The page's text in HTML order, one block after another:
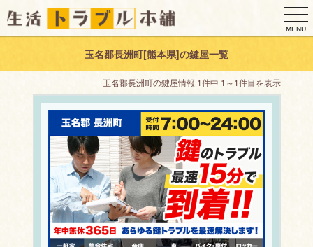
MENU
玉名郡長洲町[熊本県]の鍵屋一覧
玉名郡長洲町の鍵屋情報 1件中 1～1件目を表示